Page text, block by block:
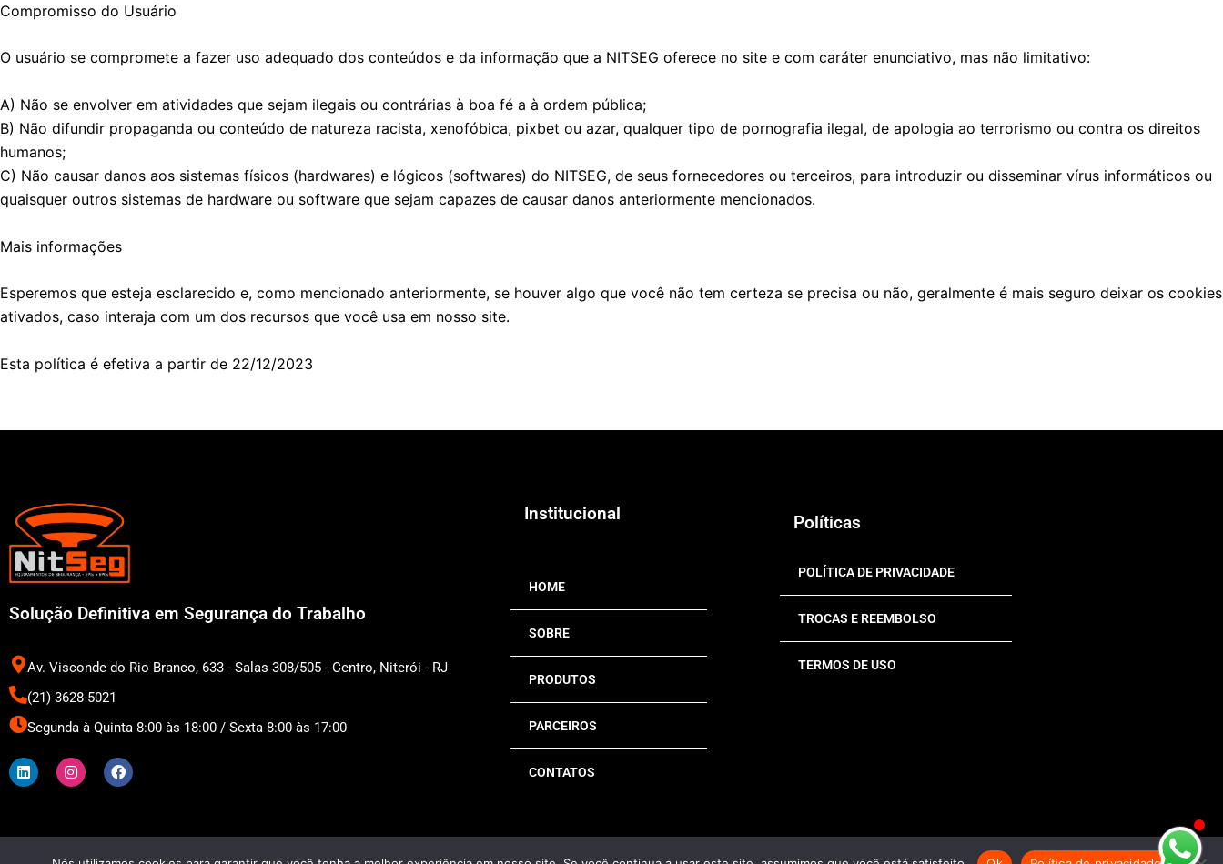
Compromisso do Usuário
O usuário se compromete a fazer uso adequado dos conteúdos e da informação que a NITSEG oferece no site e com caráter enunciativo, mas não limitativo:
A) Não se envolver em atividades que sejam ilegais ou contrárias à boa fé a à ordem pública;
B) Não difundir propaganda ou conteúdo de natureza racista, xenofóbica, pixbet ou azar, qualquer tipo de pornografia ilegal, de apologia ao terrorismo ou contra os direitos
humanos;
C) Não causar danos aos sistemas físicos (hardwares) e lógicos (softwares) do NITSEG, de seus fornecedores ou terceiros, para introduzir ou disseminar vírus informáticos ou
quaisquer outros sistemas de hardware ou software que sejam capazes de causar danos anteriormente mencionados.
Mais informações
Esperemos que esteja esclarecido e, como mencionado anteriormente, se houver algo que você não tem certeza se precisa ou não, geralmente é mais seguro deixar os cookies
ativados, caso interaja com um dos recursos que você usa em nosso site.
Esta política é efetiva a partir de 22/12/2023
Solução Definitiva em Segurança do Trabalho
Av. Visconde do Rio Branco, 633 - Salas 308/505 - Centro, Niterói - RJ
(21) 3628-5021
Segunda à Quinta 8:00 às 18:00 / Sexta 8:00 às 17:00
i
n
k
i
n
s
t
r
a
c
e
o
Institucional
HOME
SOBRE
PRODUTOS
PARCEIROS
CONTATOS
Políticas
POLÍTICA DE PRIVACIDADE
TROCAS E REEMBOLSO
TERMOS DE USO